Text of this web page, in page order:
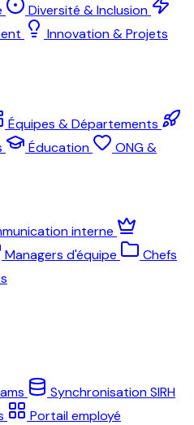
Diversité & Inclusion
Innovation & Projets
Équipes & Départements
Éducation
ONG &
interne
Managers d'équipe
Chefs
Synchronisation SIRH
Portail employé